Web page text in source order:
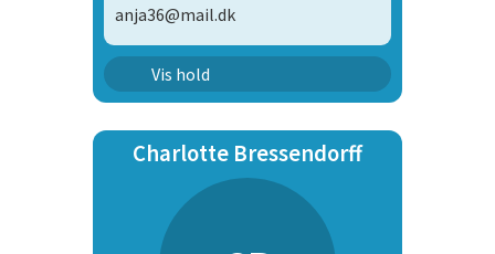
anja36@mail.dk
Vis hold
Hvalpehold
Charlotte Bressendorff